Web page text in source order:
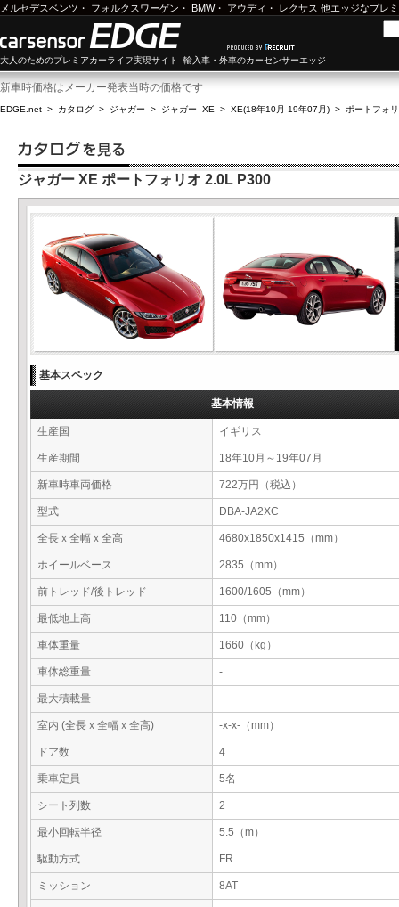
メルセデスベンツ ・ フォルクスワーゲン ・ BMW・ アウディ ・ レクサス 他エッジなプレ
大人のためのプレミアカーライフ実現サイト 輸入車・外車のカーセンサーエッジ
新車時価格はメーカー発表当時の価格です
EDGE.net > カタログ > ジャガー > ジャガー XE > XE(18年10月-19年07月) > ポートフォ
ジャガー XE ポートフォリオ 2.0L P300
基本スペック
基本情報
生産国 イギリス
生産期間 18年10月～19年07月
新車時車両価格 722万円（税込）
型式 DBA-JA2XC
全長ｘ全幅ｘ全高 4680x1850x1415（mm）
ホイールベース 2835（mm）
前トレッド/後トレッド 1600/1605（mm）
最低地上高 110（mm）
車体重量 1660（kg）
車体総重量 -
最大積載量 -
室内 (全長ｘ全幅ｘ全高) -x-x-（mm）
ドア数 4
乗車定員 5名
シート列数 2
最小回転半径 5.5（m）
駆動方式 FR
ミッション 8AT